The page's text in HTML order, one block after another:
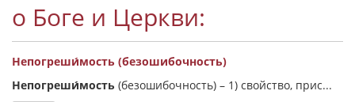
о Боге и Церкви:
Непогреши́мость (безошибочность)
Непогреши́мость (безошибочность) – 1) свойство, прис...